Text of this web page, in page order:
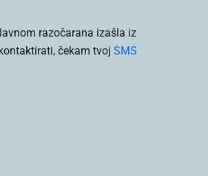
razočarana izašla iz
čekam tvoj SMS